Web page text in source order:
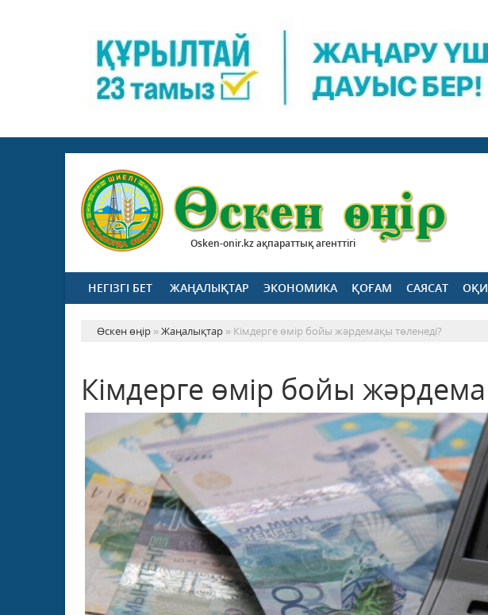
Osken-onir.kz ақпараттық агенттігі
НЕГІЗГІ БЕТ ЖАҢАЛЫҚТАР ЭКОНОМИКА ҚОҒАМ САЯСАТ
Өскен өңір »Жаңалықтар » Кімдерге өмір бойы жәрдемақы төленеді?
Кімдерге өмір бойы